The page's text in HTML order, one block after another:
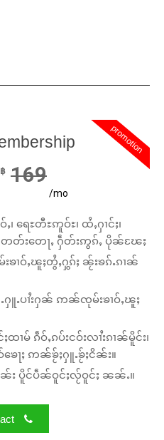
promotion
฿ 169
/mo
ရေႊတီႊဢူဝ်ႊ၊ ထႆႇႁၢင်ႈ၊
တတ်းတေႃႇ ႁဵတ်းဢွၵ်ႇ ပိုၼ်ၽႄႈ
ၢဝ်ႇၽူႈတွႆႇႁွၵ်ႈ ၼႂ်းၶၵ်ႉၵၢၼ်
ႁူႉပၢႆးႁၼ် ဢၼ်ၸုမ်းၶၢဝ်ႇၽူႈ
ၢမ် ၵဵဝ်ႇၵပ်းငဝ်းလၢႆးၵၢၼ်မိူင်း၊
ၶေႃႈ ဢၼ်ၶႂ်ႈႁူႉၶႂ်ႈငိၼ်း။
ၼ်း ပိူင်ပဵၼ်ဝူင်ႈလႂ်ဝူင်ႈ ၼၼ်ႉ။